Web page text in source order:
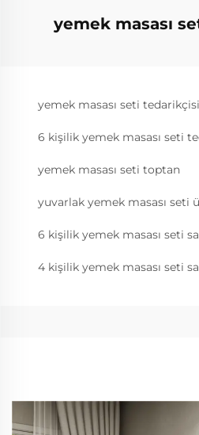
yemek masası
yemek masası seti tedarikçisi
6 kişilik yemek masası seti
yemek masası seti toptan
yuvarlak yemek masası seti
6 kişilik yemek masası seti
4 kişilik yemek masası seti